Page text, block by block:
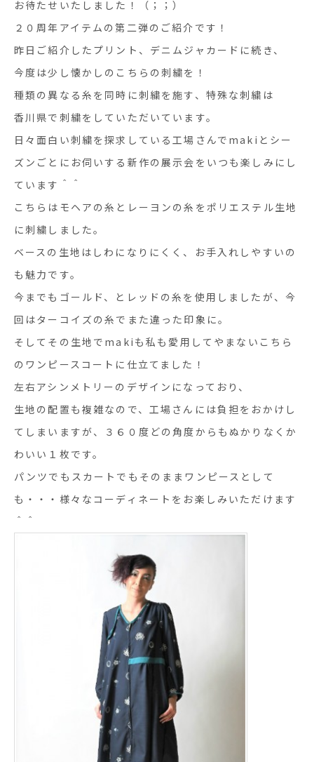
お待たせいたしました！（；；）
２０周年アイテムの第二弾のご紹介です！
昨日ご紹介したプリント、デニムジャカードに続き、
今度は少し懐かしのこちらの刺繍を！
種類の異なる糸を同時に刺繍を施す、特殊な刺繍は
香川県で刺繍をしていただいています。
日々面白い刺繍を探求している工場さんでmakiとシー
ズンごとにお伺いする新作の展示会をいつも楽しみにし
ています＾＾
こちらはモヘアの糸とレーヨンの糸をポリエステル生地
に刺繍しました。
ベースの生地はしわになりにくく、お手入れしやすいの
も魅力です。
今までもゴールド、とレッドの糸を使用しましたが、今
回はターコイズの糸でまた違った印象に。
そしてその生地でmakiも私も愛用してやまないこちら
のワンピースコートに仕立てました！
左右アシンメトリーのデザインになっており、
生地の配置も複雑なので、工場さんには負担をおかけし
てしまいますが、３６０度どの角度からもぬかりなくか
わいい１枚です。
パンツでもスカートでもそのままワンピースとして
も・・・様々なコーディネートをお楽しみいただけます
＾＾